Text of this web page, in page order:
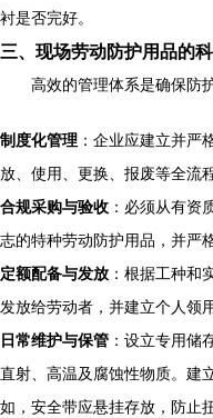
衬是否完好。
三、现场劳动防护用品的
高效的管理体系是确保防
制度化管理 ：企业应建立并严
放、使用、更换、报废等全流
合规采购与验收 ：必须从有资
志的特种劳动防护用品，并严
定额配备与发放 ：根据工种和
发放给劳动者，并建立个人领
日常维护与保管 ：设立专用储
直射、高温及腐蚀性物质。建
如，安全带应悬挂存放，防止